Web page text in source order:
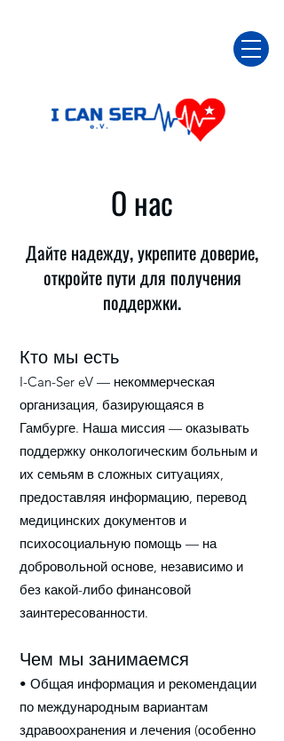
О нас
Дайте надежду, укрепите доверие,
откройте пути для получения
поддержки.
Кто мы есть
I-Can-Ser eV — некоммерческая
организация, базирующаяся в
Гамбурге. Наша миссия — оказывать
поддержку онкологическим больным и
их семьям в сложных ситуациях,
предоставляя информацию, перевод
медицинских документов и
психосоциальную помощь — на
добровольной основе, независимо и
без какой-либо финансовой
заинтересованности.
Чем мы занимаемся
• Общая информация и рекомендации
по международным вариантам
здравоохранения и лечения (особенно